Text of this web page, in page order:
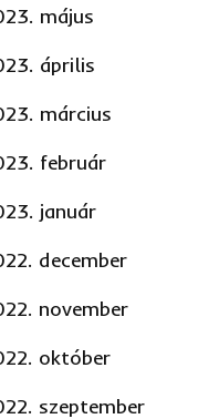
május
április
március
február
január
december
november
október
szeptember